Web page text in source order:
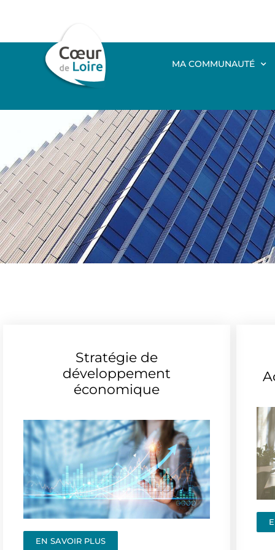
MA COMMUNAUTÉ
Stratégie de
développement
économique
EN SAVOIR PLUS